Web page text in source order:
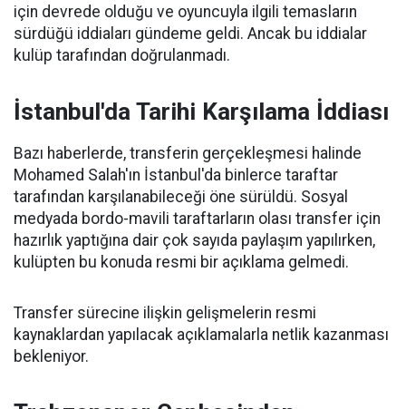
için devrede olduğu ve oyuncuyla ilgili temasların
sürdüğü iddiaları gündeme geldi. Ancak bu iddialar
kulüp tarafından doğrulanmadı.
İstanbul'da Tarihi Karşılama İddiası
Bazı haberlerde, transferin gerçekleşmesi halinde
Mohamed Salah'ın İstanbul'da binlerce taraftar
tarafından karşılanabileceği öne sürüldü. Sosyal
medyada bordo-mavili taraftarların olası transfer için
hazırlık yaptığına dair çok sayıda paylaşım yapılırken,
kulüpten bu konuda resmi bir açıklama gelmedi.
Transfer sürecine ilişkin gelişmelerin resmi
kaynaklardan yapılacak açıklamalarla netlik kazanması
bekleniyor.